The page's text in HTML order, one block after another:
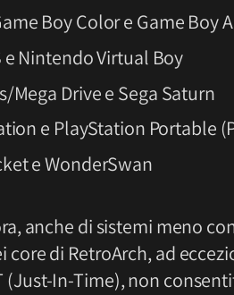
Boy Color e Game Boy
e Nintendo Virtual Boy
Mega Drive e Sega Saturn
e PlayStation Portable
e WonderSwan
anche di sistemi meno
core di RetroArch, ad
In-Time), non